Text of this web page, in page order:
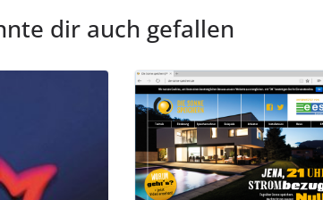
dir auch gefallen